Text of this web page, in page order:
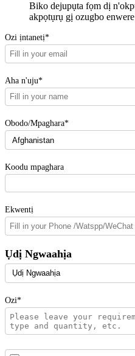
Biko dejupụta fọm dị
akpọtụrụ gị ozugbo
Ozi ịntanetị*
Aha n'uju*
Obodo/Mpaghara*
Koodu mpaghara
Ekwentị
Ụdị Ngwaahịa
Ozi*